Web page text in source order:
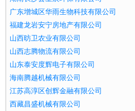
广东增城区华雨生物科技有限公司
福建龙岩安宁房地产有限公司
山西昉卫农业有限公司
山西志腾物流有限公司
山东泰安度辉电子有限公司
海南腾越机械有限公司
江苏高淳区创辉金融有限公司
西藏昌盛机械有限公司